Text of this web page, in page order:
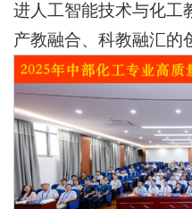
进人工智能技术与化工
产教融合、科教融汇的